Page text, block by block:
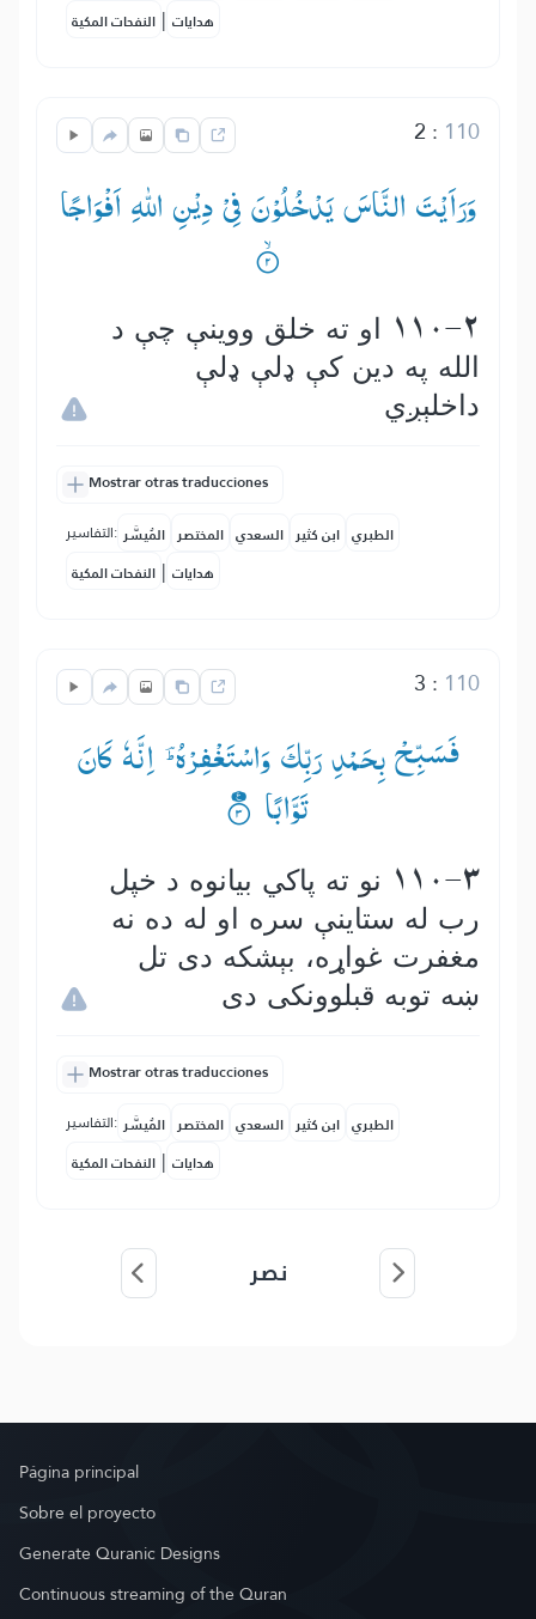
النفحات المكية | هدايات
2 : 110
وَرَاَیْتَ النَّاسَ یَدْخُلُوْنَ فِیْ دِیْنِ اللّٰهِ اَفْوَاجًا
110-2 او ته خلق ووینې چې د
الله په دین كې ډلې ډلې
داخلېږي
Mostrar otras traducciones
التفاسير: المُيسَّر المختصر السعدي ابن كثير الطبري
النفحات المكية | هدايات
3 : 110
فَسَبِّحْ بِحَمْدِ رَبِّكَ وَاسْتَغْفِرْهُ ؔؕ— اِنَّهٗ كَانَ
تَوَّابًا ۟۠
110-3 نو ته پاكي بیانوه د خپل
رب له ستاينې سره او له ده نه
مغفرت غواړه، بېشكه دى تل
ښه توبه قبلوونكى دى
Mostrar otras traducciones
التفاسير: المُيسَّر المختصر السعدي ابن كثير الطبري
النفحات المكية | هدايات
نصر
Página principal
Sobre el proyecto
Generate Quranic Designs
Continuous streaming of the Quran